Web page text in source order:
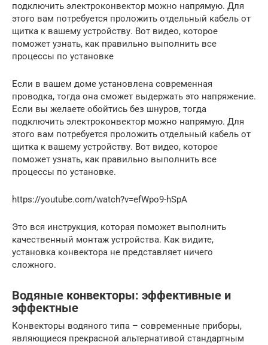
подключить электроконвектор можно напрямую. Для
этого вам потребуется проложить отдельный кабель от
щитка к вашему устройству. Вот видео, которое
поможет узнать, как правильно выполнить все
процессы по установке
Если в вашем доме установлена современная
проводка, тогда она сможет выдержать это напряжение.
Если вы желаете обойтись без шнуров, тогда
подключить электроконвектор можно напрямую. Для
этого вам потребуется проложить отдельный кабель от
щитка к вашему устройству. Вот видео, которое
поможет узнать, как правильно выполнить все
процессы по установке.
https://youtube.com/watch?v=efWpo9-hSpA
Это вся инструкция, которая поможет выполнить
качественный монтаж устройства. Как видите,
установка конвектора не представляет ничего
сложного.
Водяные конвекторы: эффективные и
эффектные
Конвекторы водяного типа – современные приборы,
являющиеся прекрасной альтернативой стандартным